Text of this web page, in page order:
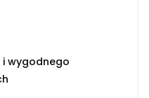
wygodnego